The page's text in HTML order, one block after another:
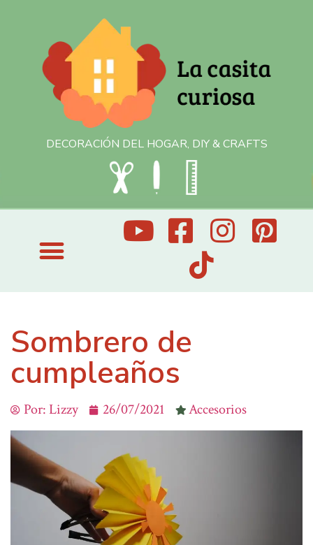
DECORACIÓN DEL HOGAR, DIY & CRAFTS
Sombrero de
cumpleaños
Por:Lizzy 26/07/2021 Accesorios